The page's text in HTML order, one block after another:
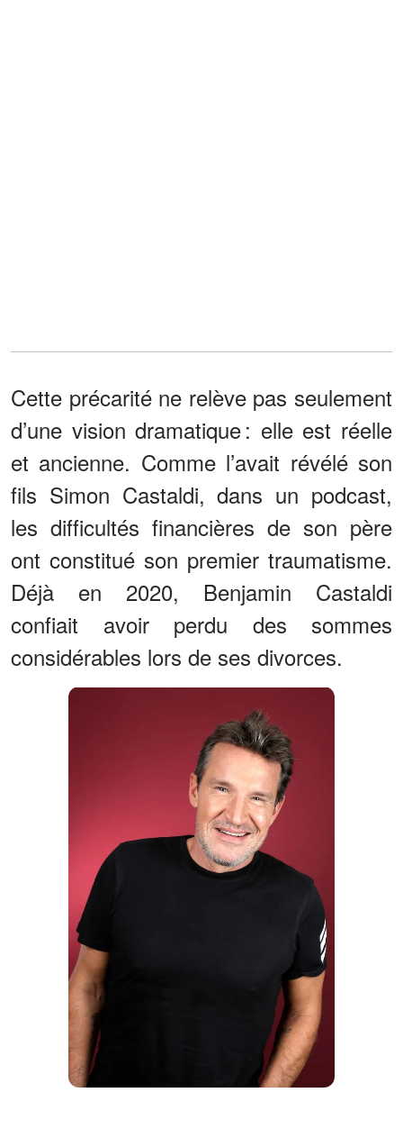
Cette précarité ne relève pas seulement
d’une vision dramatique : elle est réelle
et ancienne. Comme l’avait révélé son
fils Simon Castaldi, dans un podcast,
les difficultés financières de son père
ont constitué son premier traumatisme.
Déjà en 2020, Benjamin Castaldi
confiait avoir perdu des sommes
considérables lors de ses divorces.